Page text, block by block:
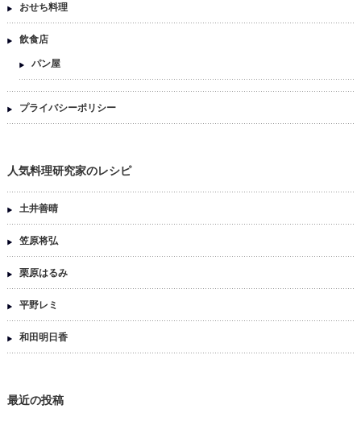
おせち料理
飲食店
パン屋
プライバシーポリシー
人気料理研究家のレシピ
土井善晴
笠原将弘
栗原はるみ
平野レミ
和田明日香
最近の投稿